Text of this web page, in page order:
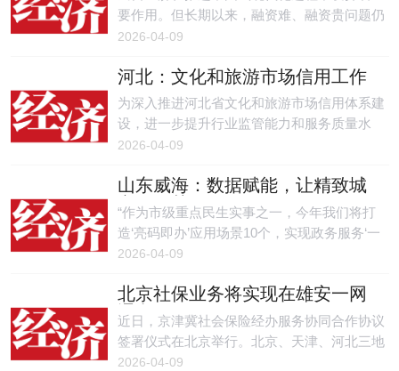
要作用。但长期以来，融资难、融资贵问题仍
在一定程度上制约了民营企业的成长。针对这
措，有效缓解民营企业的融资压力，为其发展
提供务实支持。
2026-04-09
河北：文化和旅游市场信用工作
网络培训班成功举办
为深入推进河北省文化和旅游市场信用体系建
设，进一步提升行业监管能力和服务质量水
平，近日，河北省文化和旅游市场信用工作网
室负责人及业务骨干参加了培训。
2026-04-09
山东威海：数据赋能，让精致城
市更智慧
“作为市级重点民生实事之一，今年我们将打
造‘亮码即办’应用场景10个，实现政务服务‘一
照通用’，持续提升数字政府一体化综合服务能
绍，近年来，威海聚焦为百姓服务、为企业赋
能、为基层减负三个维度，用数据“多跑路”换
取群众企业“少跑腿”、基层“少负担”，取得显
著成效。
2026-04-09
北京社保业务将实现在雄安一网
通办
近日，京津冀社会保险经办服务协同合作协议
签署仪式在北京举行。北京、天津、河北三地
相关部门共同签署新一轮《京津冀社会保险经
2026-04-09